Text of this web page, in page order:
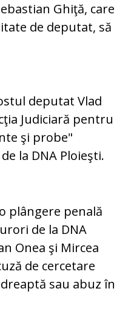
Ghiţă, care
de deputat, să
deputat Vlad
Judiciară pentru
şi probe"
la DNA Ploieşti.
plângere penală
de la DNA
Onea şi Mircea
de cercetare
sau abuz în